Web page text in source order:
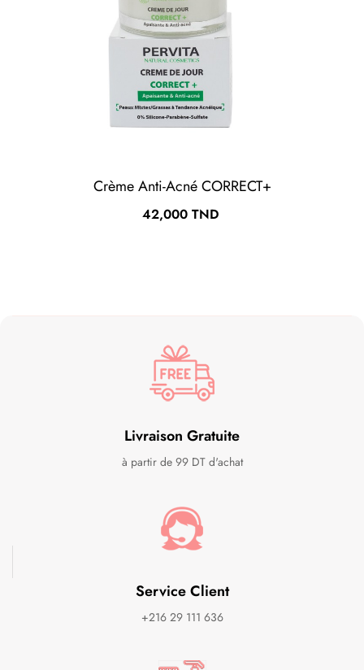
Crème Anti-Acné CORRECT+
Prix
42,000 TND
Livraison Gratuite
à partir de 99 DT d'achat
Service Client
+216 29 111 636